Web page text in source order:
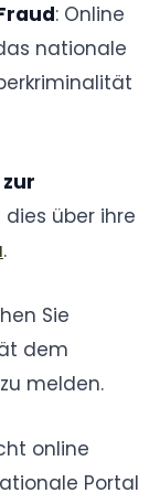
: Online
nationale
dies über ihre
.
Sie
dem
melden.
online
Portal